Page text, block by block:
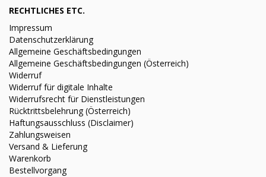
RECHTLICHES ETC.
Impressum
Datenschutzerklärung
Allgemeine Geschäftsbedingungen
Allgemeine Geschäftsbedingungen (Österreich)
Widerruf
Widerruf für digitale Inhalte
Widerrufsrecht für Dienstleistungen
Rücktrittsbelehrung (Österreich)
Haftungsausschluss (Disclaimer)
Zahlungsweisen
Versand & Lieferung
Warenkorb
Bestellvorgang